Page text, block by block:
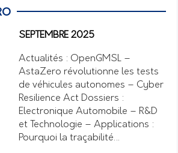
SEPTEMBRE 2025
Actualités : OpenGMSL –
AstaZero révolutionne les tests
de véhicules autonomes – Cyber
Resilience Act Dossiers :
Electronique Automobile – R&D
et Technologie – Applications :
Pourquoi la traçabilité…